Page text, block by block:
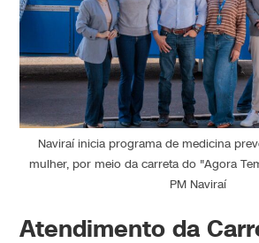
Naviraí inicia programa de medicina
mulher, por meio da carreta do "Agora
PM Naviraí
Atendimento da